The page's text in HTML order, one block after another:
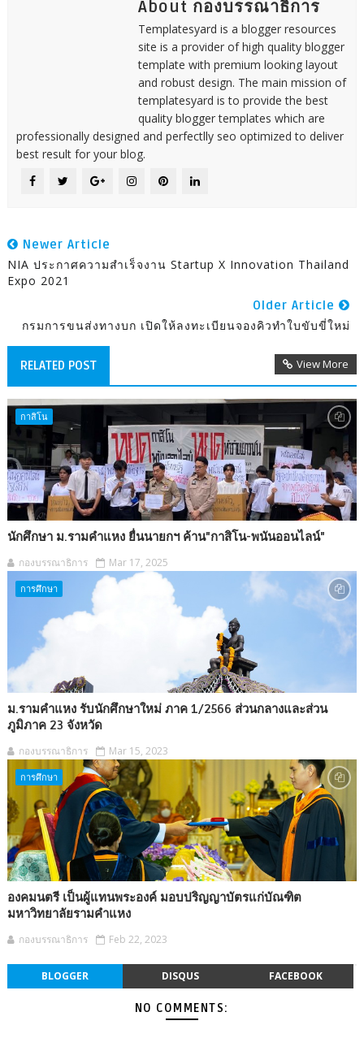
About กองบรรณาธิการ
Templatesyard is a blogger resources
site is a provider of high quality blogger
template with premium looking layout
and robust design. The main mission of
templatesyard is to provide the best
quality blogger templates which are
professionally designed and perfectlly seo optimized to deliver
best result for your blog.
Newer Article
NIA ประกาศความสำเร็จงาน Startup X Innovation Thailand
Expo 2021
Older Article
กรมการขนส่งทางบก เปิดให้ลงทะเบียนจองคิวทำใบขับขี่ใหม่
RELATED POST View More
กาสิโน
นักศึกษา ม.รามคำแหง ยื่นนายกฯ ค้าน"กาสิโน-พนันออนไลน์"
กองบรรณาธิการ Mar 17, 2025
การศึกษา
ม.รามคำแหง รับนักศึกษาใหม่ ภาค 1/2566 ส่วนกลางและส่วน
ภูมิภาค 23 จังหวัด
กองบรรณาธิการ Mar 15, 2023
การศึกษา
องคมนตรี เป็นผู้แทนพระองค์ มอบปริญญาบัตรแก่บัณฑิต
มหาวิทยาลัยรามคำแหง
กองบรรณาธิการ Feb 22, 2023
BLOGGER DISQUS FACEBOOK
NO COMMENTS: